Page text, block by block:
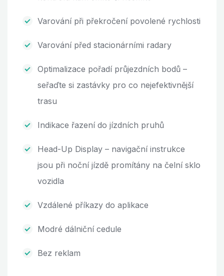
Varování při překročení povolené rychlosti
Varování před stacionárními radary
Optimalizace pořadí průjezdních bodů –
seřaďte si zastávky pro co nejefektivnější
trasu
Indikace řazení do jízdních pruhů
Head-Up Display – navigační instrukce
jsou při noční jízdě promítány na čelní sklo
vozidla
Vzdálené příkazy do aplikace
Modré dálniční cedule
Bez reklam